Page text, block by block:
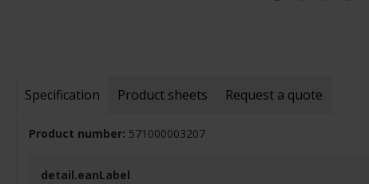
Specification Product sheets Request a quote
Product number: 571000003207
detail.eanLabel